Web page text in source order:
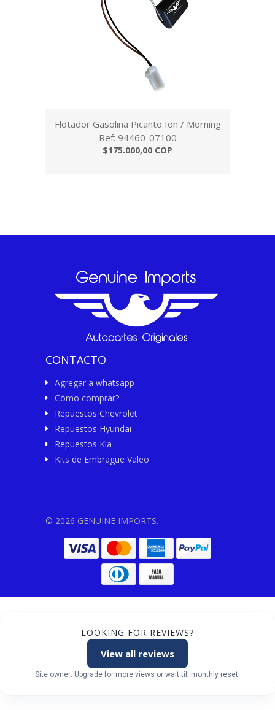
Flotador Gasolina Picanto Ion / Morning
Ref: 94460-07100
$175.000,00 COP
CONTACTO
Agregar a whatsapp
Cómo comprar?
Repuestos Chevrolet
Repuestos Hyundai
Repuestos Kia
Kits de Embrague Valeo
© 2026 GENUINE IMPORTS.
LOOKING FOR REVIEWS?
View all reviews
Site owner: Upgrade for more views or wait till monthly reset.